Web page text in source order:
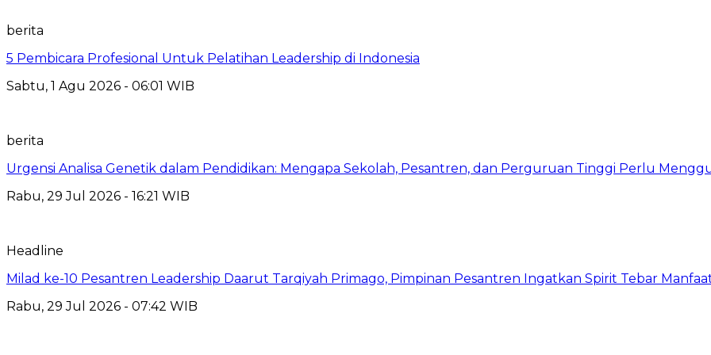
berita
5 Pembicara Profesional Untuk Pelatihan Leadership di Indonesia
Sabtu, 1 Agu 2026 - 06:01 WIB
berita
Urgensi Analisa Genetik dalam Pendidikan: Mengapa Sekolah, Pesantren, dan Perguruan Tinggi Perlu
Rabu, 29 Jul 2026 - 16:21 WIB
Headline
Milad ke-10 Pesantren Leadership Daarut Tarqiyah Primago, Pimpinan Pesantren Ingatkan Spirit Tebar
Rabu, 29 Jul 2026 - 07:42 WIB